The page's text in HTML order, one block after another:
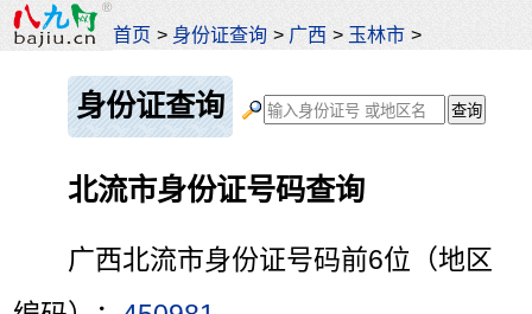
首页 > 身份证查询 > 广西 > 玉林市 >
身份证查询
北流市身份证号码查询
广西北流市身份证号码前6位（地区